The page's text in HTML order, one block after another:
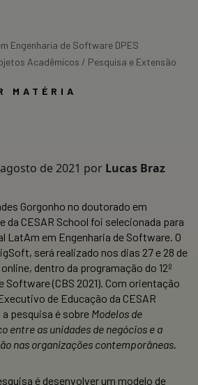
Engenharia de Software DPES
Acadêmicos / Pesquisa e Extensão
MATÉRIA
de 2021 por Lucas Braz
Gorgonho no doutorado em
da CESAR School foi selecionada para
LatAm em Engenharia de Software. O
será realizado nos dias 27 e 28 de
dentro da programação do 12º
Software (CBS 2021). Com orientação
de Educação da CESAR
pesquisa é sobre Modelos de
entre as unidades de negócios e a
nas organizações contemporâneas.
é desenvolver um modelo de